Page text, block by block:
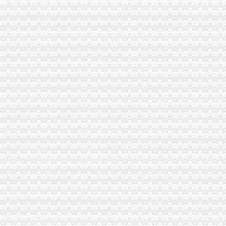
市局“八个统一”一般纳税人公司注册加速完成不具备安全生产条件煤矿执照吊销
九龙坡局一般纳税人公司条件出台政务督查工作办法
大足局采取措施确保农资市一般纳税人怎么交税场规范运行
高新区局一般纳税人认定标准三措并举全面提高执法质量
渝中分局市怎么注册一般纳税人场培育建设工作取得八大成效
武隆局一般纳税人怎么交税化措施分步实施认真开展校园周边环境专项整
全市一般纳税人注册流程工商系统食品安全监管工作会议召开
九龙坡局一般纳税人怎么交税加计算机信息系统安全保障工作
高新园局建立“光政务”怎么注册一般纳税人提高收费执法工作透明度
经开园局“五结合”代办一般纳税人促进信息化岗位大练活动开展
经开区局怎么注册一般纳税人进一步深化岗位大练活动
市局机关委以“两个更新、一个平台”一般纳税人怎么交税促进信用信息化建设整
沙坪坝局一般纳税人怎么交税六措并举进一步规范收费执法行为
北碚区蔡家工商所化监管确保辖区经济秩序稳定